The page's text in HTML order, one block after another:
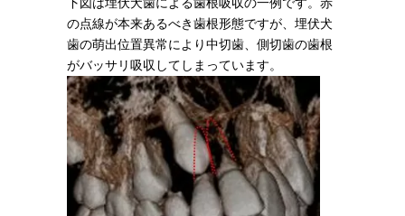
の点線が本来あるべき歯根形態ですが、埋伏犬
歯の萌出位置異常により中切歯、側切歯の歯根
がバッサリ吸収してしまっています。